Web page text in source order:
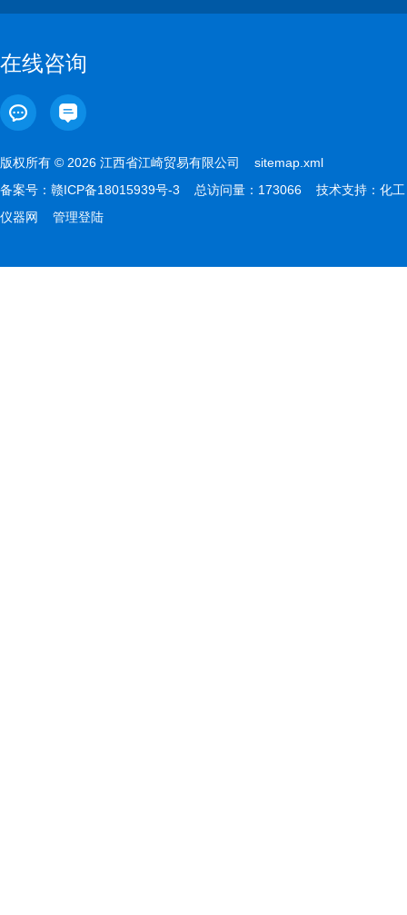
在线咨询
版权所有 © 2026 江西省江崎贸易有限公司 sitemap.xml
备案号： 赣ICP备18015939号-3 总访问量：173066 技术支持： 化工
仪器网
管理登陆